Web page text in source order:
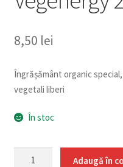
8,50 lei
Îngrășământ organic
vegetali liberi
În stoc
Cantitate
Adaugă în